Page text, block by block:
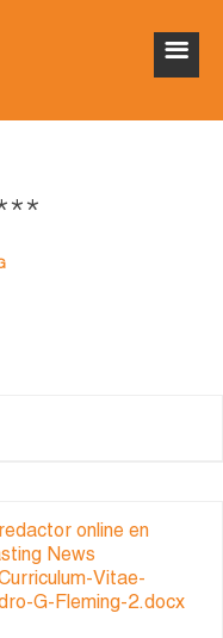
redactor online en
News
Vitae-
G-Fleming-2.docx